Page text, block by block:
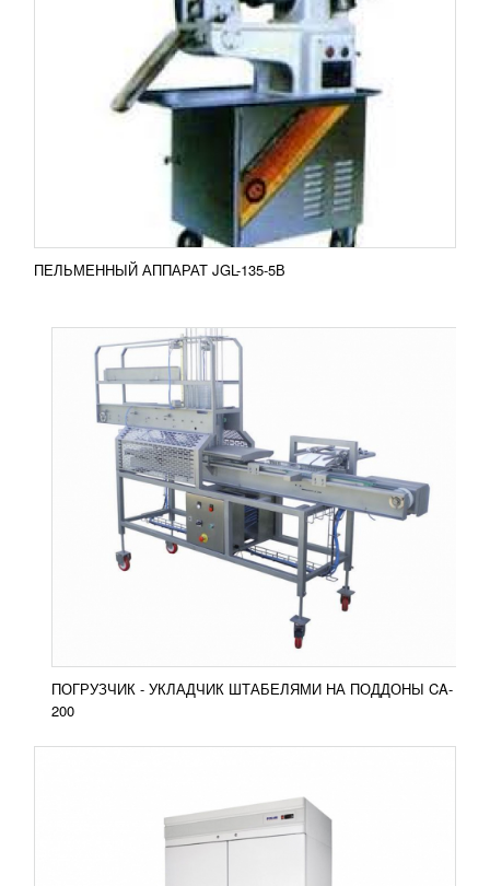
ПЕЛЬМЕННЫЙ АППАРАТ JGL-135-5В
ПОГРУЗЧИК - УКЛАДЧИК ШТАБЕЛЯМИ НА
ПОДДОНЫ CA-200
УЗНАТЬ ЦЕНУ
Погрузчик-укладчик модели CA-200 является
важным оборудованием на производстве. Он
используется в пищевой и хлебопекарской
отраслях. С помощью...
ПОДРОБНЕЕ
Добавить в сравнение
ПОГРУЗЧИК - УКЛАДЧИК ШТАБЕЛЯМИ НА ПОДДОНЫ CA-
200
ХОЛОДИЛЬНЫЙ ШКАФ POLAIR CV114-G
УЗНАТЬ ЦЕНУ
Холодильный шкаф POLAIR изготовлен на
современном оборудовании европейского
производства. Холодильный шкаф экологичен он
не наносит вреда...
Добавить в сравнение